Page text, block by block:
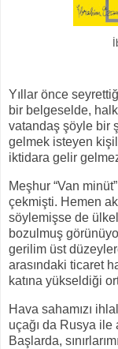
Yıllar önce
bir belgeselde,
vatandaş şöyle bir
gelmek isteyen
iktidara gelir
Meşhur “Van
çekmişti. Hemen
söylemişse de
bozulmuş
gerilim üst
arasındaki ticaret
katına yükseldiği
Hava sahamızı
uçağı da Rusya ile
Başlarda,